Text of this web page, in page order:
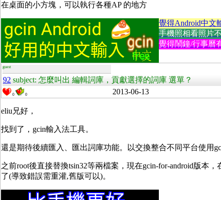
在桌面的小方塊，可以執行各種AP 的地方
覺得Android中文
手機照相看照片
覺得鬧鐘/行事曆
guest
92 subject: 怎麼叫出 編輯詞庫，貢獻選擇的詞庫 選單？
0 0 2013-06-13
eliu兄好，
找到了，gcin輸入法工具。
還是期待後續匯入、匯出詞庫功能。以交換整合不同平台使用
之前root後直接替換tsin32等兩檔案，現在gcin-for-android版本
了(導致錯誤需重灌,舊版可以)。